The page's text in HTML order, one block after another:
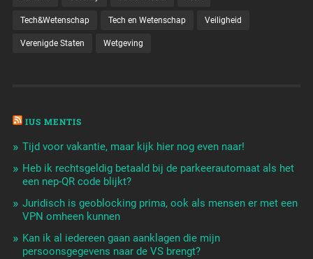
Tech&Wetenschap Tech en Wetenschap Veiligheid
Verenigde Staten Wetgeving
IUS MENTIS
Tijd voor vakantie, maar kijk hier nog even naar!
Heb ik rechtsgeldig betaald bij de parkeerautomaat als het
een nep-QR code blijkt?
Juridisch is geoblocking prima, ook als mensen er met een
VPN omheen kunnen
Kan ik al iedereen gaan aanklagen die mijn
persoonsgegevens naar de VS brengt?